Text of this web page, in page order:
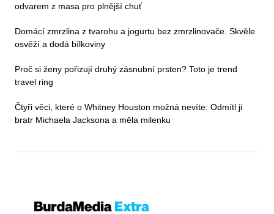
odvarem z masa pro plnější chuť
Domácí zmrzlina z tvarohu a jogurtu bez zmrzlinovače. Skvěle
osvěží a dodá bílkoviny
Proč si ženy pořizují druhý zásnubní prsten? Toto je trend
travel ring
Čtyři věci, které o Whitney Houston možná nevíte: Odmítl ji
bratr Michaela Jacksona a měla milenku